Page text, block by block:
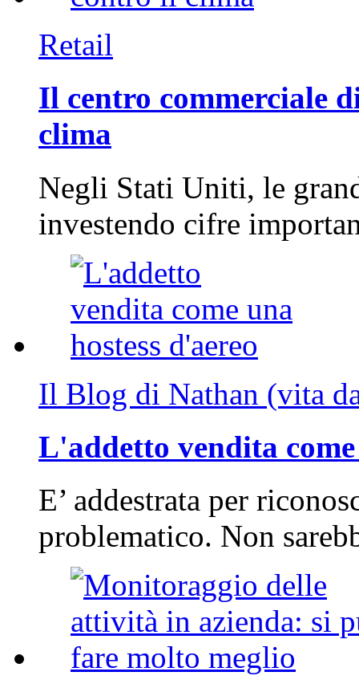
Retail
Il centro commerciale
clima
Negli Stati Uniti, le
investendo cifre
Il Blog di Nathan (vita
L'addetto vendita
E’ addestrata per
problematico. Non